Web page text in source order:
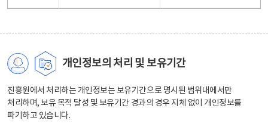
개인정보의 처리 및 보유기간
진흥원에서 처리하는 개인정보는 보유기간으로 명시된 범위내에서만
처리하며, 보유 목적 달성 및 보유기간 경과의 경우 지체 없이 개인정보를
파기하고 있습니다.